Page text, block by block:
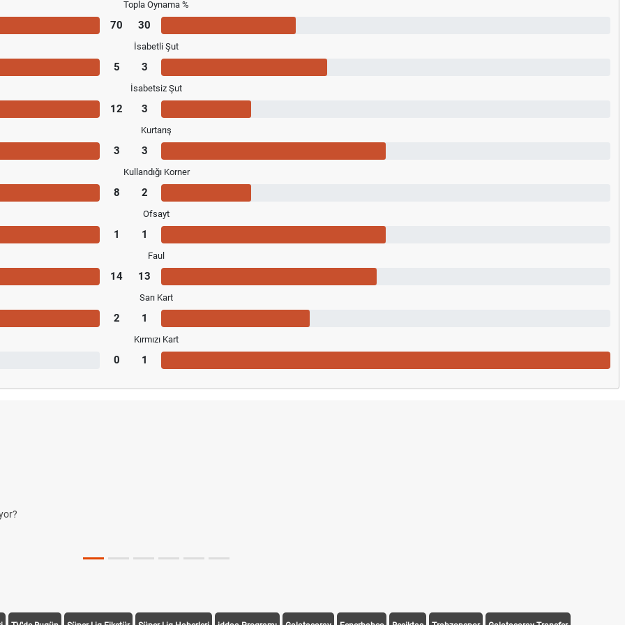
Topla Oynama %
70 30
İsabetli Şut
5 3
İsabetsiz Şut
12 3
Kurtarış
3 3
Kullandığı Korner
8 2
Ofsayt
1 1
Faul
14 13
Sarı Kart
2 1
Kırmızı Kart
0 1